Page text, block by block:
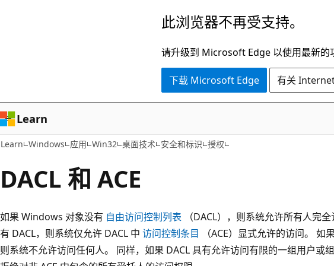
容
此浏览器不再受支持。
请升级到 Microsoft Edge 以使用最新的
下载 Microsoft Edge 有关
Learn
Learn Windows 应用 Win32 桌面技术 安全和标识 授权
DACL 和 ACE
如果 Windows 对象没有 自由访问控制列表 （DACL），则系统允许所有人完
有 DACL，则系统仅允许 DACL 中 访问控制条目 （ACE）显式允许的访问。 如
则系统不允许访问任何人。 同样，如果 DACL 具有允许访问有限的一组用户或